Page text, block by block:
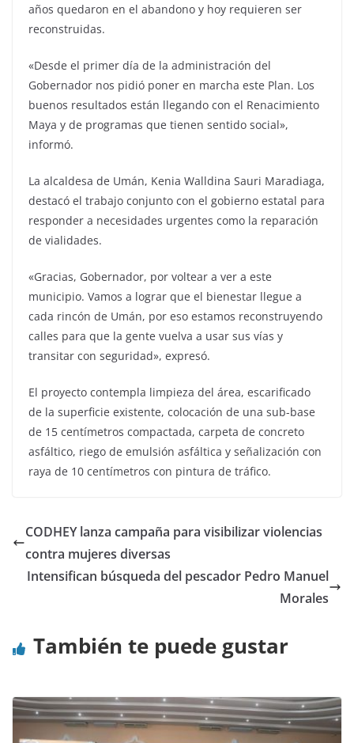
años quedaron en el abandono y hoy requieren ser
reconstruidas.
«Desde el primer día de la administración del
Gobernador nos pidió poner en marcha este Plan. Los
buenos resultados están llegando con el Renacimiento
Maya y de programas que tienen sentido social»,
informó.
La alcaldesa de Umán, Kenia Walldina Sauri Maradiaga,
destacó el trabajo conjunto con el gobierno estatal para
responder a necesidades urgentes como la reparación
de vialidades.
«Gracias, Gobernador, por voltear a ver a este
municipio. Vamos a lograr que el bienestar llegue a
cada rincón de Umán, por eso estamos reconstruyendo
calles para que la gente vuelva a usar sus vías y
transitar con seguridad», expresó.
El proyecto contempla limpieza del área, escarificado
de la superficie existente, colocación de una sub-base
de 15 centímetros compactada, carpeta de concreto
asfáltico, riego de emulsión asfáltica y señalización con
raya de 10 centímetros con pintura de tráfico.
CODHEY lanza campaña para visibilizar violencias
contra mujeres diversas
Intensifican búsqueda del pescador Pedro Manuel
Morales
También te puede gustar